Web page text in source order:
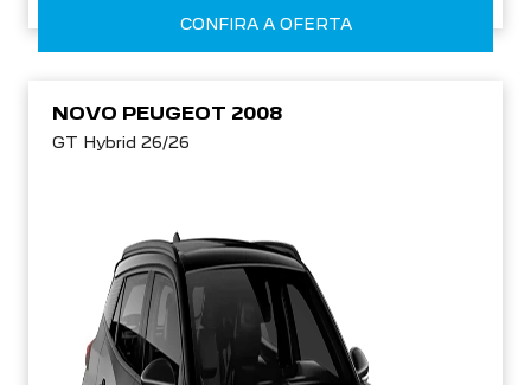
CONFIRA A OFERTA
NOVO PEUGEOT 2008
GT Hybrid 26/26